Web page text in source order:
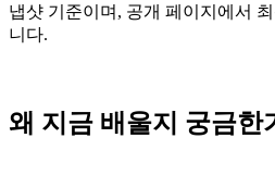
냅샷 기준이며, 공개 페이지에서
니다.
왜 지금 배울지 궁금한